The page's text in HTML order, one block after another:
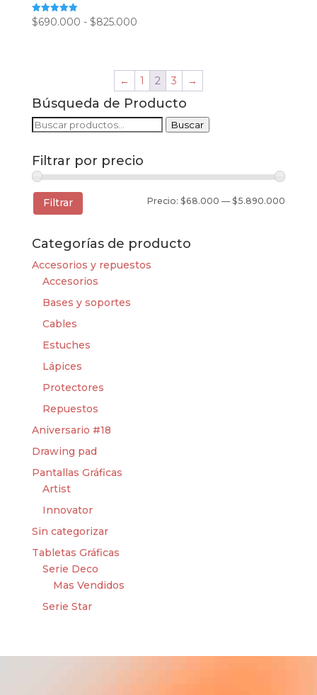
Valorado
con
$690.000 - $825.000Rango
desde
$690.000
hasta
$825.000
← 1 2 3 →
Búsqueda de Producto
Buscar
Buscar
Filtrar por precio
Filtrar Precio:$68.000 —$5.890.000
Categorías de producto
Accesorios y repuestos
Accesorios
Bases y soportes
Cables
Estuches
Lápices
Protectores
Repuestos
Aniversario #18
Drawing pad
Pantallas Gráficas
Artist
Innovator
Sin categorizar
Tabletas Gráficas
Serie Deco
Mas Vendidos
Serie Star